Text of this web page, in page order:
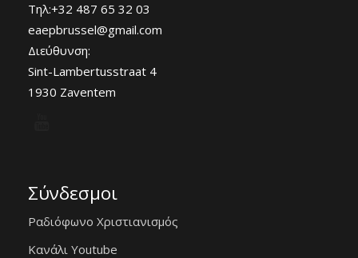
Τηλ:+32 487 65 32 03
eaepbrussel@gmail.com
Διεύθυνση:
Sint-Lambertusstraat 4
1930 Zaventem
Σύνδεσμοι
Ραδιόφωνο Χριστιανισμός
Κανάλι Youtube